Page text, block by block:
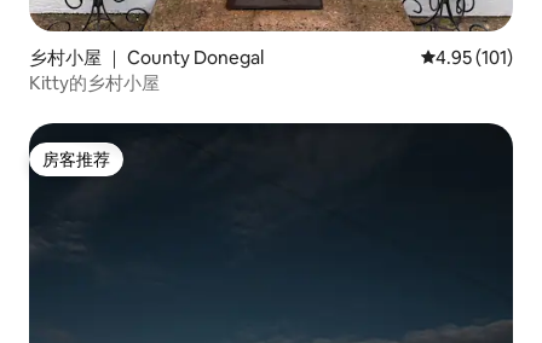
乡村小屋 ｜ County Donegal 平均评分 4.95
4.95 (101)
Kitty的乡村小屋
房客推荐
房客推荐